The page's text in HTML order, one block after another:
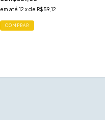
em até 12 x de R$59,12